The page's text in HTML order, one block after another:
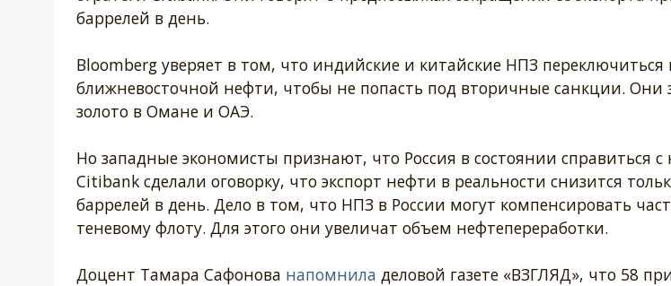
баррелей в день.
Bloomberg уверяет в том, что индийские и китайские НПЗ
ближневосточной нефти, чтобы не попасть под вторичные санкции. Они
золото в Омане и ОАЭ.
Но западные экономисты признают, что Россия в состоянии справиться
Citibank сделали оговорку, что экспорт нефти в реальности снизится
баррелей в день. Дело в том, что НПЗ в России могут компенсировать
теневому флоту. Для этого они увеличат объем нефтепереработки.
Доцент Тамара Сафонова напомнила деловой газете «ВЗГЛЯД», что 58